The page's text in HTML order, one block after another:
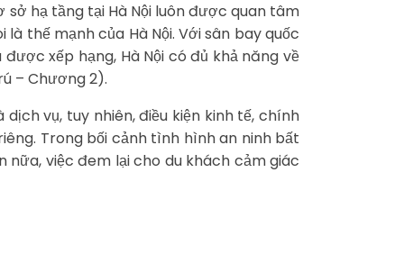
hạ tầng tại Hà Nội luôn được quan tâm
thế mạnh của Hà Nội. Với sân bay quốc
xếp hạng, Hà Nội có đủ khả năng về
– Chương 2).
vụ, tuy nhiên, điều kiện kinh tế, chính
Trong bối cảnh tình hình an ninh bất
việc đem lại cho du khách cảm giác